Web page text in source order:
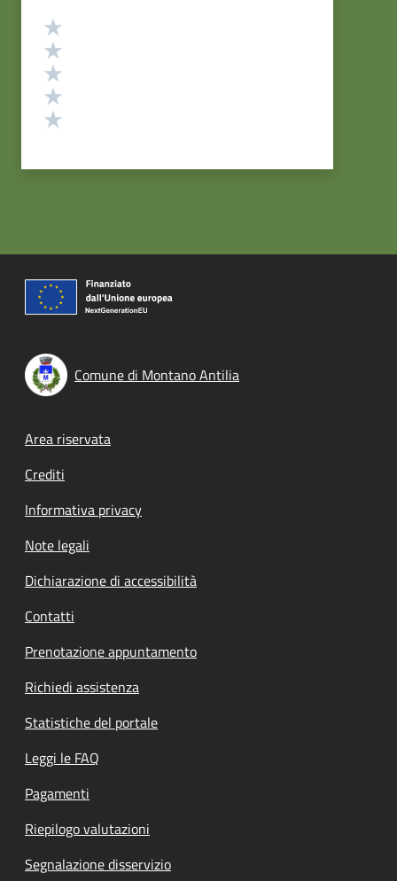
Valutazione
Comune di Montano Antilia
Footer menu
Area riservata
Crediti
Informativa privacy
Note legali
Dichiarazione di accessibilità
Contatti
Prenotazione appuntamento
Richiedi assistenza
Statistiche del portale
Leggi le FAQ
Pagamenti
Riepilogo valutazioni
Segnalazione disservizio